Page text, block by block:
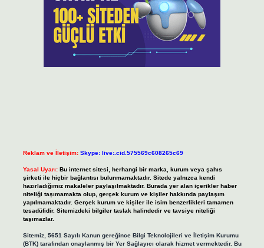
Reklam ve İletişim: Skype: live:.cid.575569c608265c69
Yasal Uyarı: Bu internet sitesi, herhangi bir marka, kurum veya şahıs
şirketi ile hiçbir bağlantısı bulunmamaktadır. Sitede yalnızca kendi
hazırladığımız makaleler paylaşılmaktadır. Burada yer alan içerikler haber
niteliği taşımamakta olup, gerçek kurum ve kişiler hakkında paylaşım
yapılmamaktadır. Gerçek kurum ve kişiler ile isim benzerlikleri tamamen
tesadüfidir. Sitemizdeki bilgiler taslak halindedir ve tavsiye niteliği
taşımazlar.
Sitemiz, 5651 Sayılı Kanun gereğince Bilgi Teknolojileri ve İletişim Kurumu
(BTK) tarafından onaylanmış bir Yer Sağlayıcı olarak hizmet vermektedir. Bu